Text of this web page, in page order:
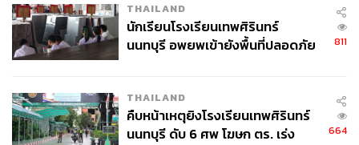
THAILAND
นักเรียนโรงเรียนเทพศิรินทร์
นนทบุรี อพยพเข้ายังพื้นที่ปลอดภัย
811
THAILAND
คืบหน้าเหตุยิงโรงเรียนเทพศิรินทร์
นนทบุรี ดับ 6 ศพ โฆษก ตร. เร่ง
664